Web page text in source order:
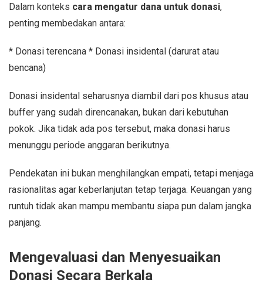
Dalam konteks cara mengatur dana untuk donasi,
penting membedakan antara:
* Donasi terencana * Donasi insidental (darurat atau
bencana)
Donasi insidental seharusnya diambil dari pos khusus atau
buffer yang sudah direncanakan, bukan dari kebutuhan
pokok. Jika tidak ada pos tersebut, maka donasi harus
menunggu periode anggaran berikutnya.
Pendekatan ini bukan menghilangkan empati, tetapi menjaga
rasionalitas agar keberlanjutan tetap terjaga. Keuangan yang
runtuh tidak akan mampu membantu siapa pun dalam jangka
panjang.
Mengevaluasi dan Menyesuaikan
Donasi Secara Berkala